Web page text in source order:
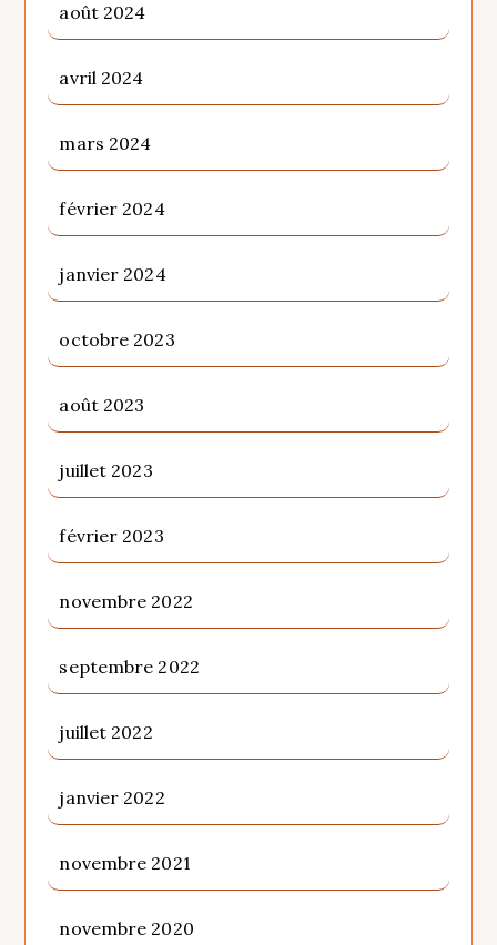
août 2024
avril 2024
mars 2024
février 2024
janvier 2024
octobre 2023
août 2023
juillet 2023
février 2023
novembre 2022
septembre 2022
juillet 2022
janvier 2022
novembre 2021
novembre 2020